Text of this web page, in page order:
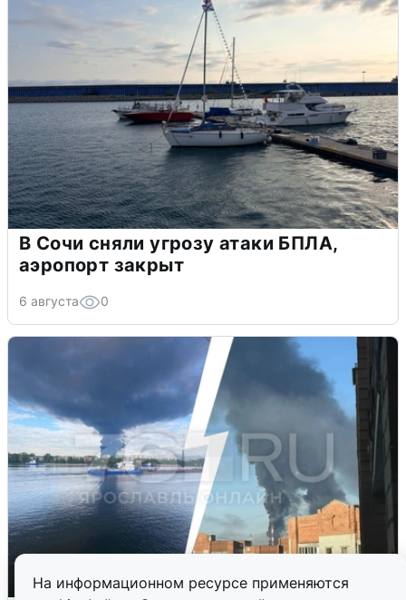
На информационном ресурсе применяются
В Сочи сняли угрозу атаки БПЛА,
аэропорт закрыт
6 августа 0